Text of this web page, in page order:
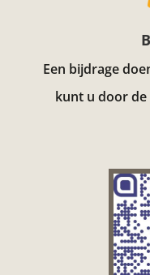
Een bijdrage
kunt u door de